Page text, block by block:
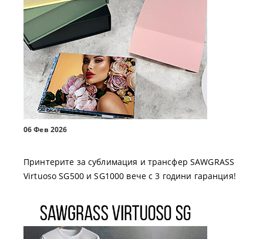
06 Фев 2026
Принтерите за сублимация и трансфер SAWGRASS
Virtuoso SG500 и SG1000 вече с 3 години гаранция!